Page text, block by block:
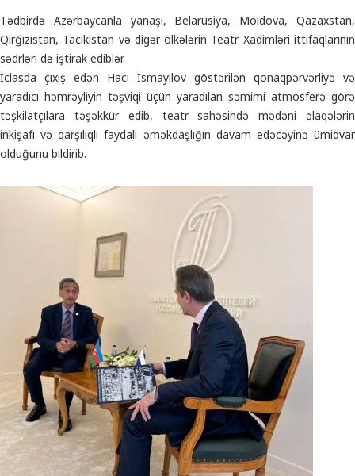
Tədbirdə Azərbaycanla yanaşı, Belarusiya, Moldova, Qazaxstan,
Qırğızıstan, Tacikistan və digər ölkələrin Teatr Xadimləri ittifaqlarının
sədrləri də iştirak ediblər.
İclasda çıxış edən Hacı İsmayılov göstərilən qonaqpərvərliyə və
yaradıcı həmrəyliyin təşviqi üçün yaradılan səmimi atmosferə görə
təşkilatçılara təşəkkür edib, teatr sahəsində mədəni əlaqələrin
inkişafı və qarşılıqlı faydalı əməkdaşlığın davam edəcəyinə ümidvar
olduğunu bildirib.